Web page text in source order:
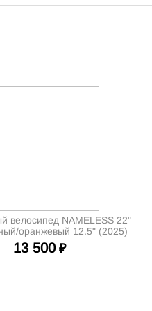
велосипед NAMELESS 22"
оранжевый 12.5" (2025)
13 500 ₽